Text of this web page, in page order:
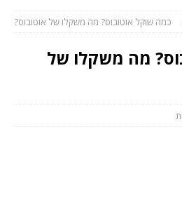
כמה שוקל אוטובוס? מה משקלו של אוטובוס?
מה משקלו של